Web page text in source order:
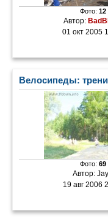
Фото: 12
Автор:
01 окт 2005
Велосипеды:
Фото: 69
Автор:
19 авг 2006